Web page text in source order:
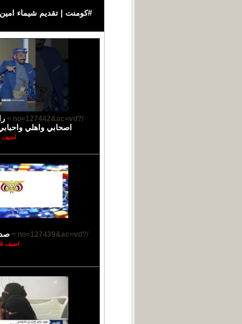
/?no=127442&ac=vd >
اصحابي واهلي
اضيف
/?no=127439&ac=vd >
اضيف قبل